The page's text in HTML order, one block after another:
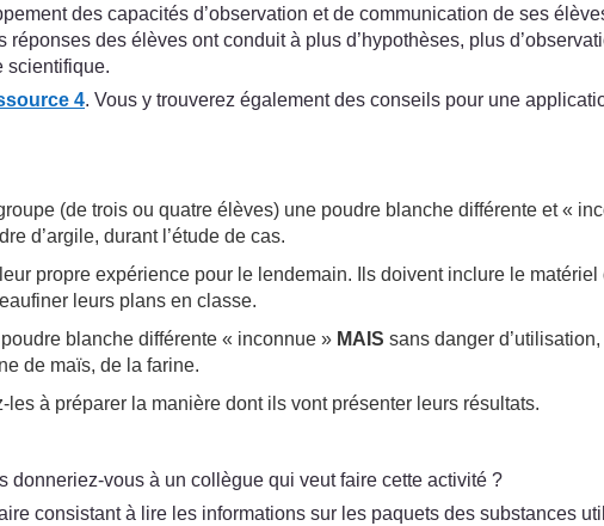
des capacités d’observation et de communication de ses
des élèves ont conduit à plus d’hypothèses, plus
scientifique.
4. Vous y trouverez également des conseils pour une
(de trois ou quatre élèves) une poudre blanche différente et «
d’argile, durant l’étude de cas.
propre expérience pour le lendemain. Ils doivent inclure le
leurs plans en classe.
blanche différente « inconnue » MAIS sans danger
de maïs, de la farine.
à préparer la manière dont ils vont présenter leurs résultats.
vous à un collègue qui veut faire cette activité ?
consistant à lire les informations sur les paquets des substances